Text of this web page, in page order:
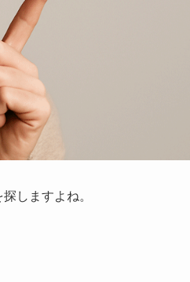
しますよね。